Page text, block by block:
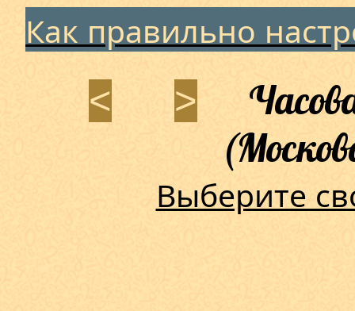
Как правильно
< >
Выберите